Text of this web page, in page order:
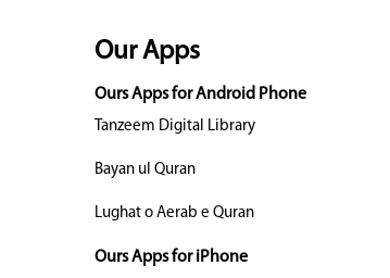
Our Apps
Ours Apps for Android Phone
Tanzeem Digital Library
Bayan ul Quran
Lughat o Aerab e Quran
Ours Apps for iPhone